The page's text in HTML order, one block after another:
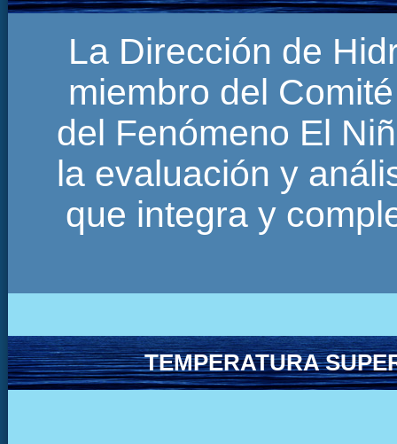
La Dirección de
miembro del
del Fenómeno El
la evaluación y
que integra y
TEMPERATURA